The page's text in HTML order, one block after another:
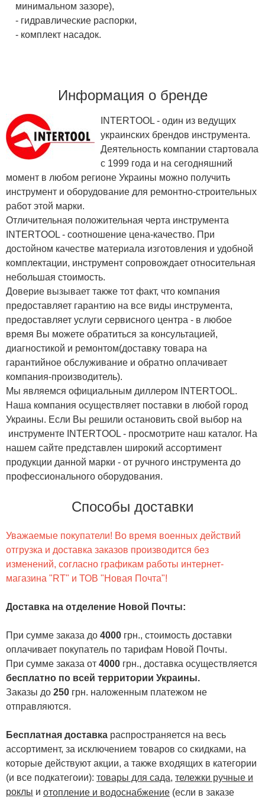
минимальном зазоре),
- гидравлические распорки,
- комплект насадок.
Информация о бренде
INTERTOOL - один из ведущих
украинских брендов инструмента.
Деятельность компании стартовала
с 1999 года и на сегодняшний
момент в любом регионе Украины можно получить
инструмент и оборудование для ремонтно-строительных
работ этой марки.
Отличительная положительная черта инструмента
INTERTOOL - соотношение цена-качество. При
достойном качестве материала изготовления и удобной
комплектации, инструмент сопровождает относительная
небольшая стоимость.
Доверие вызывает также тот факт, что компания
предоставляет гарантию на все виды инструмента,
предоставляет услуги сервисного центра - в любое
время Вы можете обратиться за консультацией,
диагностикой и ремонтом(доставку товара на
гарантийное обслуживание и обратно оплачивает
компания-производитель).
Мы являемся официальным диллером INTERTOOL.
Наша компания осуществляет поставки в любой город
Украины. Если Вы решили остановить свой выбор на
инструменте INTERTOOL - просмотрите наш каталог. На
нашем сайте представлен широкий ассортимент
продукции данной марки - от ручного инструмента до
профессионального оборудования.
Способы доставки
Уважаемые покупатели! Во время военных действий
отгрузка и доставка заказов производится без
изменений, согласно графикам работы интернет-
магазина "RT" и ТОВ "Новая Почта"!
Доставка на отделение Новой Почты:
При сумме заказа до 4000 грн., стоимость доставки
оплачивает покупатель по тарифам Новой Почты.
При сумме заказа от 4000 грн., доставка осуществляется
бесплатно по всей территории Украины.
Заказы до 250 грн. наложенным платежом не
отправляются.
Бесплатная доставка распространяется на весь
ассортимент, за исключением товаров со скидками, на
которые действуют акции, а также входящих в категории
(и все подкатегоии): товары для сада, тележки ручные и
роклы и отопление и водоснабжение (если в заказе